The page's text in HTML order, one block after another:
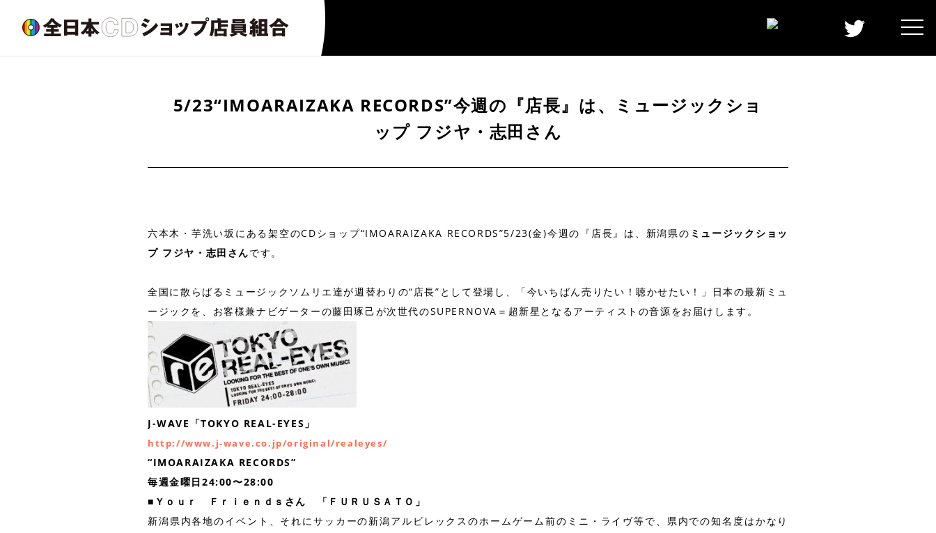
5/23“IMOARAIZAKA RECORDS”今週の『店長』は、ミュージックショ
ップ フジヤ・志田さん
六本木・芋洗い坂にある架空のCDショップ“IMOARAIZAKA RECORDS”5/23(金)今週の『店長』は、新潟県の ミュージックショッ
プ フジヤ・志田さんです。
全国に散らばるミュージックソムリエ達が週替わりの“店長”として登場し、「今いちばん売りたい！聴かせたい！」日本の最新ミュ
ージックを、お客様兼ナビゲーターの藤田琢己が次世代のSUPERNOVA＝超新星となるアーティストの音源をお届けします。
J-WAVE「TOKYO REAL-EYES」
http://www.j-wave.co.jp/original/realeyes/
“IMOARAIZAKA RECORDS”
毎週金曜日24:00〜28:00
■Ｙｏｕｒ Ｆｒｉｅｎｄｓさん 「ＦＵＲＵＳＡＴＯ」
新潟県内各地のイベント、それにサッカーの新潟アルビレックスのホームゲーム前のミニ・ライヴ等で、県内での知名度はかなり